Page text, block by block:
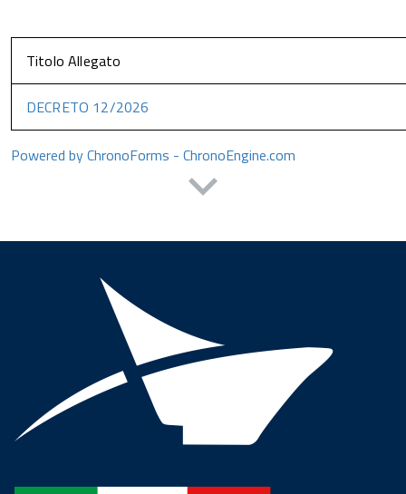
Titolo Allegato
DECRETO 12/2026
Powered by ChronoForms - ChronoEngine.com